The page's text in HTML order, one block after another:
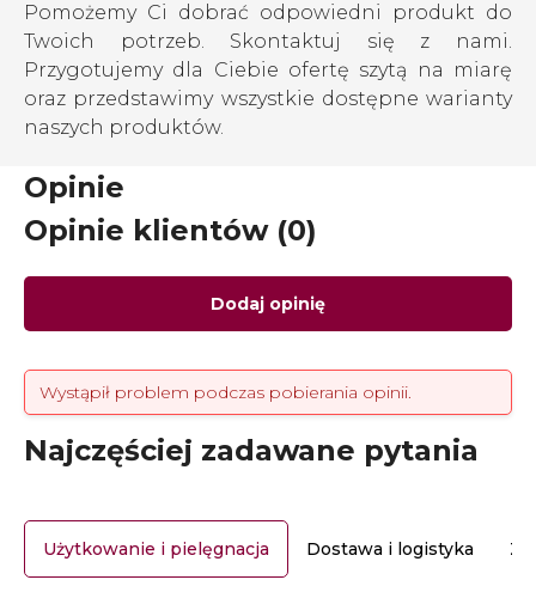
Pomożemy Ci dobrać odpowiedni produkt do
Twoich potrzeb. Skontaktuj się z nami.
Przygotujemy dla Ciebie ofertę szytą na miarę
oraz przedstawimy wszystkie dostępne warianty
naszych produktów.
Opinie
Opinie klientów (0)
Dodaj opinię
Wystąpił problem podczas pobierania opinii.
Najczęściej zadawane pytania
Użytkowanie i pielęgnacja Dostawa i logistyka